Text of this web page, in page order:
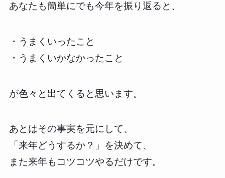
あなたも簡単にでも今年を振り返ると、
・うまくいったこと
・うまくいかなかったこと
が色々と出てくると思います。
あとはその事実を元にして、
「来年どうするか？」を決めて、
また来年もコツコツやるだけです。